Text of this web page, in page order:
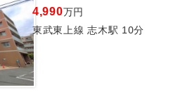
4,990万円
東武東上線 志木駅 10分